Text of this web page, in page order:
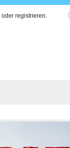
oder registrieren.